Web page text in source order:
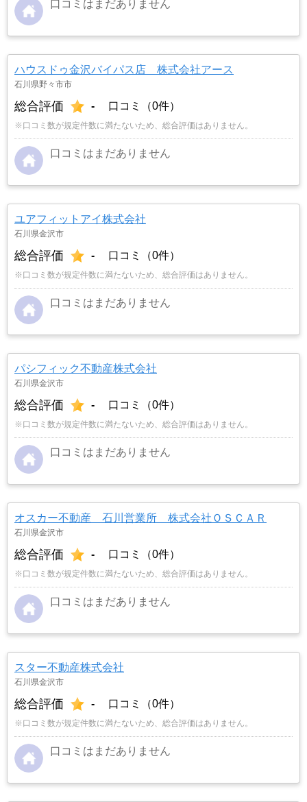
口コミはまだありません
ハウスドゥ金沢バイパス店 株式会社アース
石川県野々市市
総合評価 - 口コミ（0件）
※口コミ数が規定件数に満たないため、総合評価はありません。
口コミはまだありません
ユアフィットアイ株式会社
石川県金沢市
総合評価 - 口コミ（0件）
※口コミ数が規定件数に満たないため、総合評価はありません。
口コミはまだありません
パシフィック不動産株式会社
石川県金沢市
総合評価 - 口コミ（0件）
※口コミ数が規定件数に満たないため、総合評価はありません。
口コミはまだありません
オスカー不動産 石川営業所 株式会社ＯＳＣＡＲ
石川県金沢市
総合評価 - 口コミ（0件）
※口コミ数が規定件数に満たないため、総合評価はありません。
口コミはまだありません
スター不動産株式会社
石川県金沢市
総合評価 - 口コミ（0件）
※口コミ数が規定件数に満たないため、総合評価はありません。
口コミはまだありません